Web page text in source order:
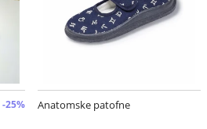
-25% Anatomske patofne